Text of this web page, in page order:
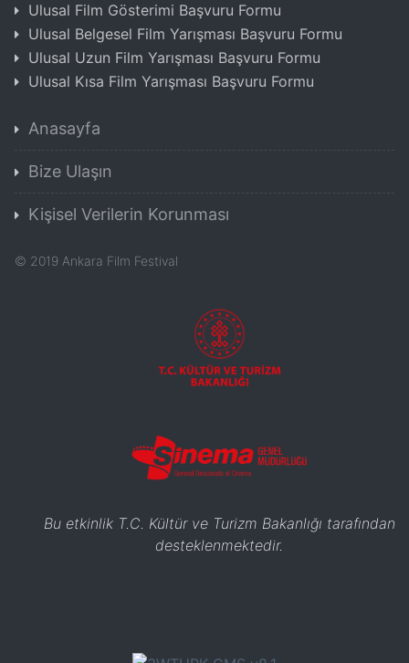
Ulusal Film Gösterimi Başvuru Formu
Ulusal Belgesel Film Yarışması Başvuru Formu
Ulusal Uzun Film Yarışması Başvuru Formu
Ulusal Kısa Film Yarışması Başvuru Formu
Anasayfa
Bize Ulaşın
Kişisel Verilerin Korunması
© 2019 Ankara Film Festival
Bu etkinlik T.C. Kültür ve Turizm Bakanlığı tarafından
desteklenmektedir.